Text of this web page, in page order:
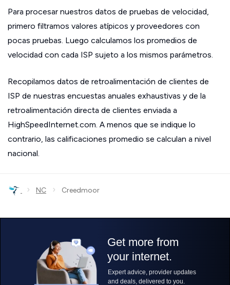
Para procesar nuestros datos de pruebas de velocidad,
primero filtramos valores atípicos y proveedores con
pocas pruebas. Luego calculamos los promedios de
velocidad con cada ISP sujeto a los mismos parámetros.
Recopilamos datos de retroalimentación de clientes de
ISP de nuestras encuestas anuales exhaustivas y de la
retroalimentación directa de clientes enviada a
HighSpeedInternet.com. A menos que se indique lo
contrario, las calificaciones promedio se calculan a nivel
nacional.
› NC › Creedmoor